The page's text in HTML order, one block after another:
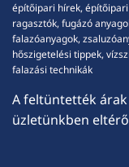
építőipari hírek,
ragasztók, fugázó
falazóanyagok,
hőszigetelési tippek,
falazási technikák
A feltüntették
üzletünkben